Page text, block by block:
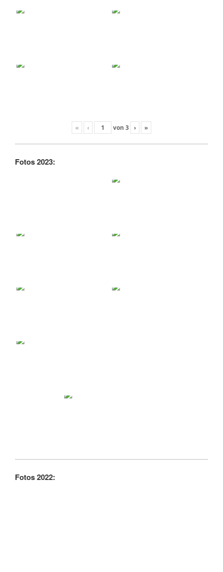
« ‹ von 3 › »
Fotos 2023:
Fotos 2022: